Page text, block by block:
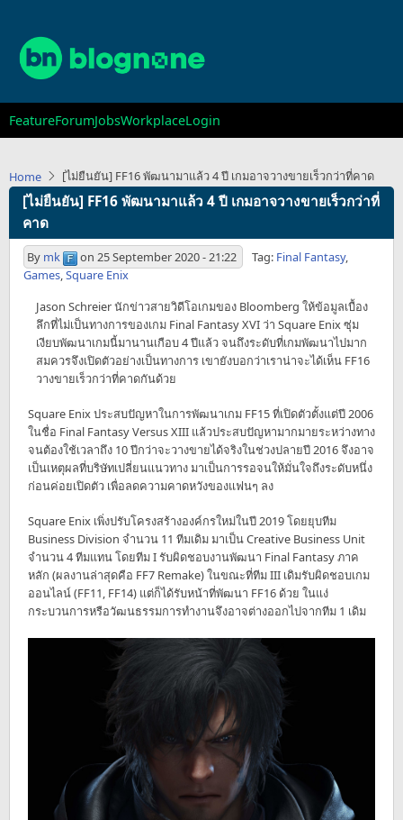
main
content
Main
navigation
FeatureForumJobsWorkplaceLogin
Home [ไม่ยืนยัน] FF16 พัฒนามาแล้ว 4 ปี เกมอาจวางขายเร็วกว่าที่คาด
[ไม่ยืนยัน] FF16 พัฒนามาแล้ว 4 ปี เกมอาจวางขายเร็วกว่าที่
คาด
By mk on 25 September 2020 - 21:22 Tag: Final Fantasy,
Games,Square Enix
Jason Schreier นักข่าวสายวิดีโอเกมของ Bloomberg ให้ข้อมูลเบื้อง
ลึกที่ไม่เป็นทางการของเกม Final Fantasy XVI ว่า Square Enix ซุ่ม
เงียบพัฒนาเกมนี้มานานเกือบ 4 ปีแล้ว จนถึงระดับที่เกมพัฒนาไปมาก
สมควรจึงเปิดตัวอย่างเป็นทางการ เขายังบอกว่าเราน่าจะได้เห็น FF16
วางขายเร็วกว่าที่คาดกันด้วย
Square Enix ประสบปัญหาในการพัฒนาเกม FF15 ที่เปิดตัวตั้งแต่ปี 2006
ในชื่อ Final Fantasy Versus XIII แล้วประสบปัญหามากมายระหว่างทาง
จนต้องใช้เวลาถึง 10 ปีกว่าจะวางขายได้จริงในช่วงปลายปี 2016 จึงอาจ
เป็นเหตุผลที่บริษัทเปลี่ยนแนวทาง มาเป็นการรอจนให้มั่นใจถึงระดับหนึ่ง
ก่อนค่อยเปิดตัว เพื่อลดความคาดหวังของแฟนๆ ลง
Square Enix เพิ่งปรับโครงสร้างองค์กรใหม่ในปี 2019 โดยยุบทีม
Business Division จำนวน 11 ทีมเดิม มาเป็น Creative Business Unit
จำนวน 4 ทีมแทน โดยทีม I รับผิดชอบงานพัฒนา Final Fantasy ภาค
หลัก (ผลงานล่าสุดคือ FF7 Remake) ในขณะที่ทีม III เดิมรับผิดชอบเกม
ออนไลน์ (FF11, FF14) แต่ก็ได้รับหน้าที่พัฒนา FF16 ด้วย ในแง่
กระบวนการหรือวัฒนธรรมการทำงานจึงอาจต่างออกไปจากทีม 1 เดิม